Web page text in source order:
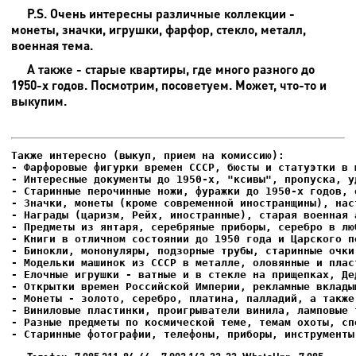
P.S. Очень интересны различные коллекции -
монеты, значки, игрушки, фарфор, стекло, металл,
военная тема.
А также - старые квартиры, где много разного до
1950-х годов. Посмотрим, посоветуем. Может, что-то и
выкупим.
- Фарфоровые фигурки времен СССР, бюсты и статуэтки в
- Интересные документы до 1950-х, "ксивы", пропуска,
- Елочные игрушки - ватные и в стекле на прищепках,
- Старинные фотографии, телефоны, приборы,